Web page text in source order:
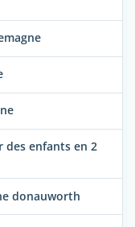
des enfants en 2
donauworth